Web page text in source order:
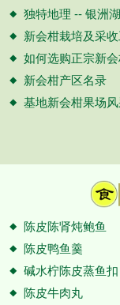
独特地理 -- 银洲湖
新会柑栽培及采
如何选购正宗新
新会柑产区名录
基地新会柑果场
陈皮陈肾炖鲍鱼
陈皮鸭鱼羹
碱水柠陈皮蒸鱼扣
陈皮牛肉丸